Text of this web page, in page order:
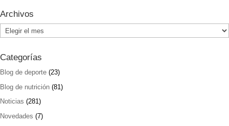
Archivos
Archivos
Categorías
Blog de deporte (23)
Blog de nutrición (81)
Noticias (281)
Novedades (7)